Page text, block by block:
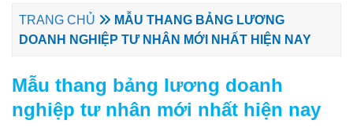
TRANG CHỦ
MẪU THANG BẢNG LƯƠNG
DOANH NGHIỆP TƯ NHÂN MỚI NHẤT HIỆN NAY
Mẫu thang bảng lương doanh
nghiệp tư nhân mới nhất hiện nay